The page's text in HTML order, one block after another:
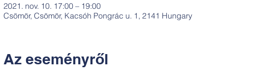
2021. nov. 10. 17:00 – 19:00
Csömör, Csömör, Kacsóh Pongrác u. 1, 2141 Hungary
Az eseményről